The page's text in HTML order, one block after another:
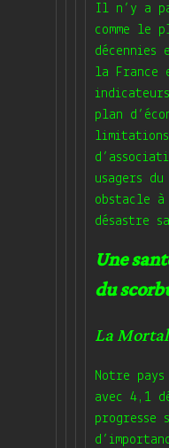
Il n’y a
comme le
la France
plan
limitations
usagers
obstacle
désastre
Une
du
La
Notre
avec 4,1
progresse